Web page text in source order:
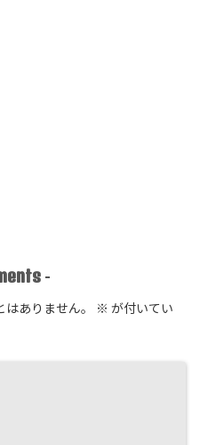
-
ありません。 ※ が付いてい